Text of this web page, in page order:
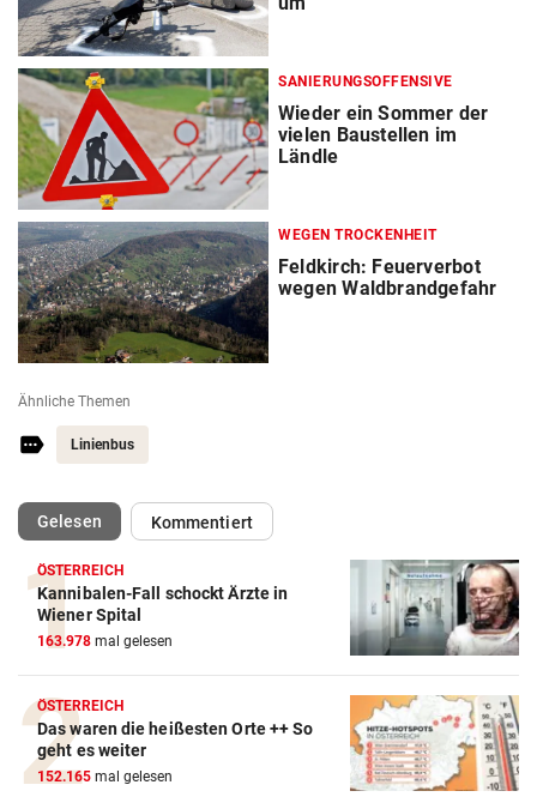
SANIERUNGSOFFENSIVE
Wieder ein Sommer der
vielen Baustellen im
Ländle
WEGEN TROCKENHEIT
Feldkirch: Feuerverbot
wegen Waldbrandgefahr
Ähnliche Themen
Linienbus
Gelesen(ausgewählt)Kommentiert
ÖSTERREICH
Kannibalen-Fall schockt Ärzte in
Wiener Spital
163.978 mal gelesen
ÖSTERREICH
Das waren die heißesten Orte ++ So
geht es weiter
152.165 mal gelesen